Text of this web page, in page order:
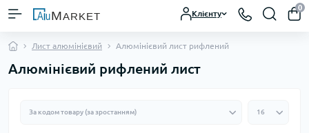
Клієнту
0
Лист алюмінієвий Алюмінієвий лист рифлений
Алюмінієвий рифлений лист